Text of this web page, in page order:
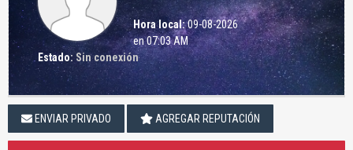
Hora local:09-08-2026
en 07:03 AM
Estado: Sin conexión
ENVIAR PRIVADO AGREGAR REPUTACIÓN